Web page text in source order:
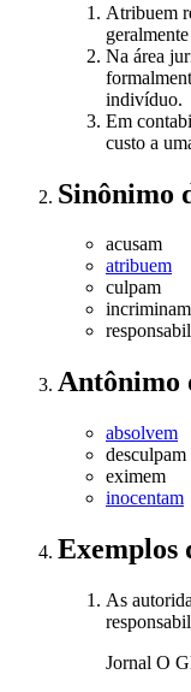
Atribuem
Na área
indivíduo.
Em
custo a
Sinônimo
acusam
atribuem
culpam
incriminam
Antônimo
absolvem
desculpam
eximem
inocentam
Exemplos
As
Jornal O